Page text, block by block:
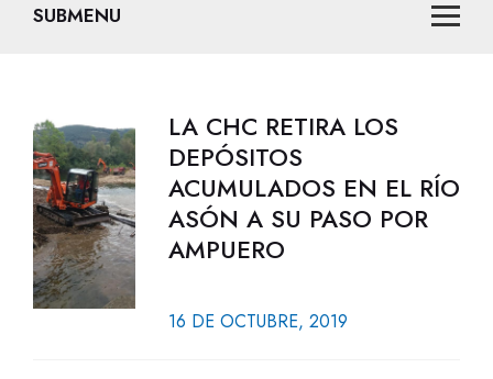
SUBMENU
LA CHC RETIRA LOS
DEPÓSITOS
ACUMULADOS EN EL RÍO
ASÓN A SU PASO POR
AMPUERO
16 DE OCTUBRE, 2019